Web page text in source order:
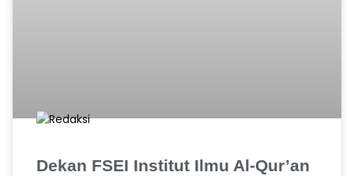
Dekan FSEI Institut Ilmu Al-Qur’an